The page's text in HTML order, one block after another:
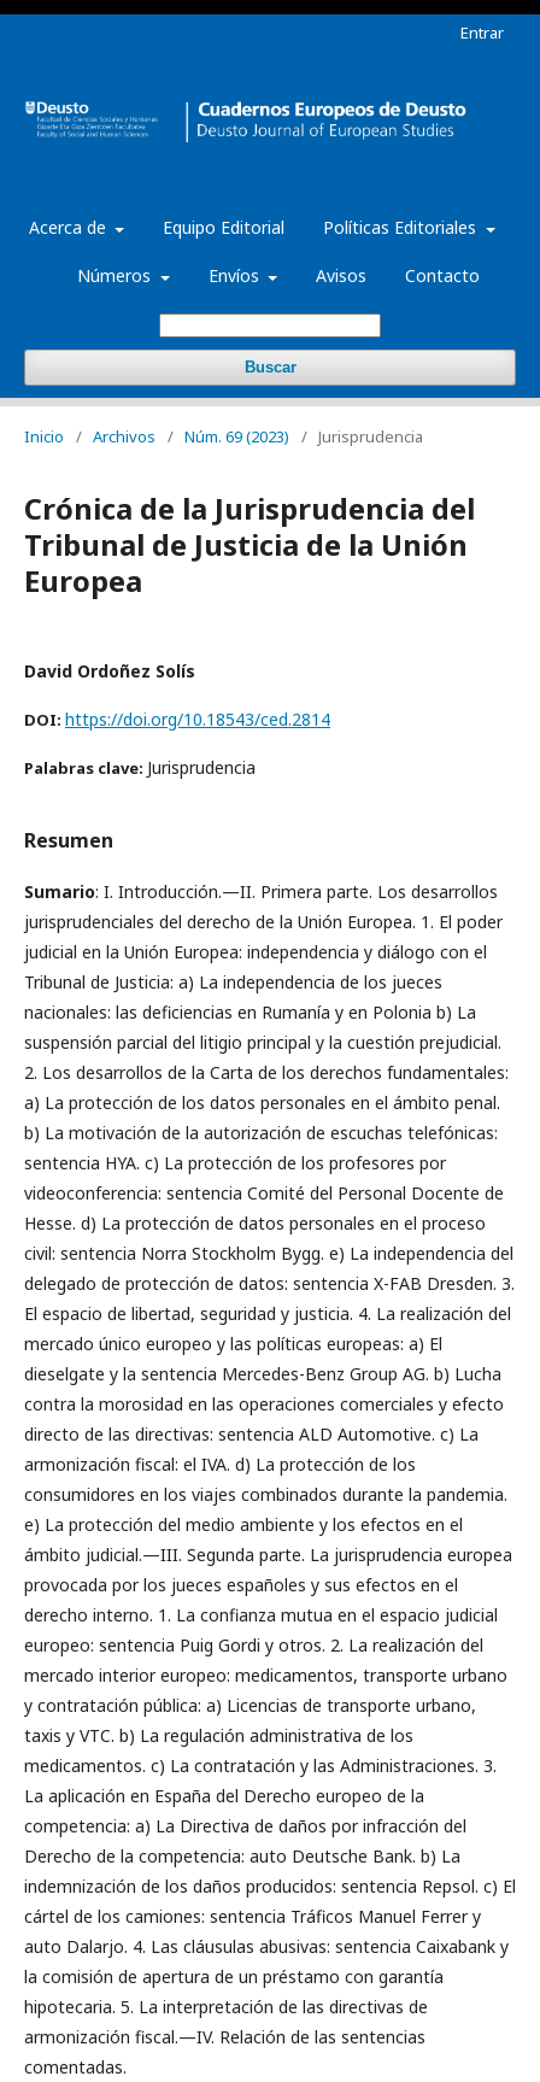
Acerca de Equipo Editorial Políticas Editoriales
Números Envíos Avisos Contacto
Buscar
Entrar
Inicio / Archivos / Núm. 69 (2023) / Jurisprudencia
Crónica de la Jurisprudencia del
Tribunal de Justicia de la Unión
Europea
David Ordoñez Solís
DOI: https://doi.org/10.18543/ced.2814
Palabras clave: Jurisprudencia
Resumen
Sumario: I. Introducción.—II. Primera parte. Los desarrollos
jurisprudenciales del derecho de la Unión Europea. 1. El poder
judicial en la Unión Europea: independencia y diálogo con el
Tribunal de Justicia: a) La independencia de los jueces
nacionales: las deficiencias en Rumanía y en Polonia b) La
suspensión parcial del litigio principal y la cuestión prejudicial.
2. Los desarrollos de la Carta de los derechos fundamentales:
a) La protección de los datos personales en el ámbito penal.
b) La motivación de la autorización de escuchas telefónicas:
sentencia HYA. c) La protección de los profesores por
videoconferencia: sentencia Comité del Personal Docente de
Hesse. d) La protección de datos personales en el proceso
civil: sentencia Norra Stockholm Bygg. e) La independencia del
delegado de protección de datos: sentencia X-FAB Dresden. 3.
El espacio de libertad, seguridad y justicia. 4. La realización del
mercado único europeo y las políticas europeas: a) El
dieselgate y la sentencia Mercedes-Benz Group AG. b) Lucha
contra la morosidad en las operaciones comerciales y efecto
directo de las directivas: sentencia ALD Automotive. c) La
armonización fiscal: el IVA. d) La protección de los
consumidores en los viajes combinados durante la pandemia.
e) La protección del medio ambiente y los efectos en el
ámbito judicial.—III. Segunda parte. La jurisprudencia europea
provocada por los jueces españoles y sus efectos en el
derecho interno. 1. La confianza mutua en el espacio judicial
europeo: sentencia Puig Gordi y otros. 2. La realización del
mercado interior europeo: medicamentos, transporte urbano
y contratación pública: a) Licencias de transporte urbano,
taxis y VTC. b) La regulación administrativa de los
medicamentos. c) La contratación y las Administraciones. 3.
La aplicación en España del Derecho europeo de la
competencia: a) La Directiva de daños por infracción del
Derecho de la competencia: auto Deutsche Bank. b) La
indemnización de los daños producidos: sentencia Repsol. c) El
cártel de los camiones: sentencia Tráficos Manuel Ferrer y
auto Dalarjo. 4. Las cláusulas abusivas: sentencia Caixabank y
la comisión de apertura de un préstamo con garantía
hipotecaria. 5. La interpretación de las directivas de
armonización fiscal.—IV. Relación de las sentencias
comentadas.